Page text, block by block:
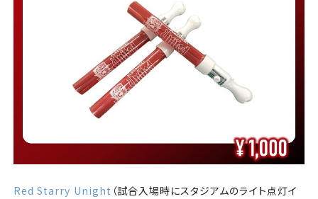
Red Starry Unight （試合入場時にスタジアムのライト点灯イ